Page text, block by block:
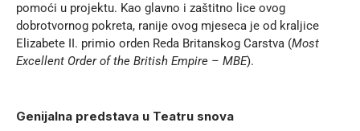
pomoći u projektu. Kao glavno i zaštitno lice ovog
dobrotvornog pokreta, ranije ovog mjeseca je od kraljice
Elizabete II. primio orden Reda Britanskog Carstva (Most
Excellent Order of the British Empire – MBE).
Genijalna predstava u Teatru snova